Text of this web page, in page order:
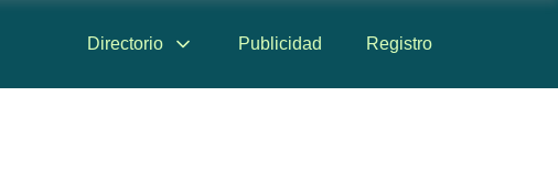
Directorio Publicidad Registro